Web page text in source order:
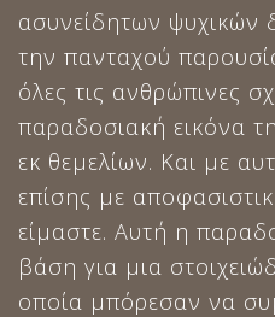
ασυνείδητων ψυχικών
την πανταχού
όλες τις ανθρώπινες
παραδοσιακή εικόνα
εκ θεμελίων. Και με
επίσης με
είμαστε. Αυτή η
βάση για μια
οποία μπόρεσαν να